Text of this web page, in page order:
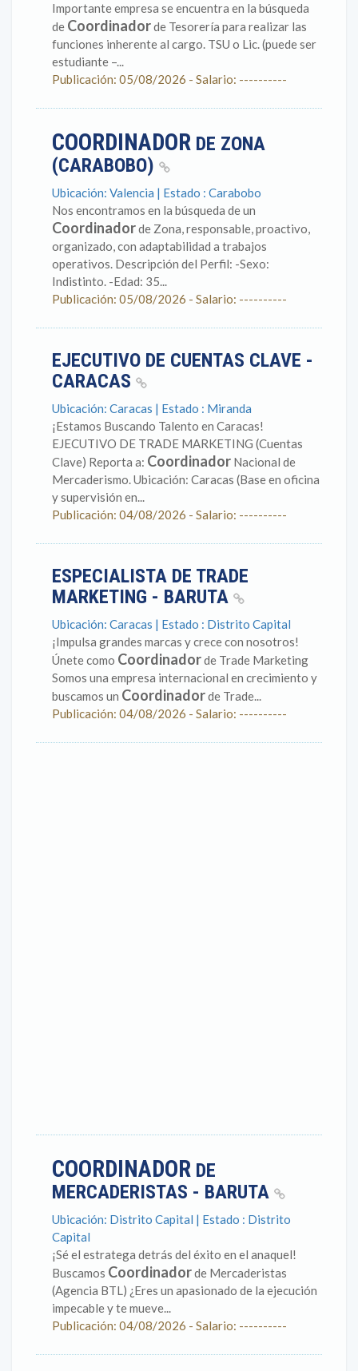
Importante empresa se encuentra en la búsqueda
de Coordinadorde Tesorería para realizar las
funciones inherente al cargo. TSU o Lic. (puede ser
estudiante –...
Publicación: 05/08/2026 - Salario: ----------
COORDINADOR DE ZONA
(CARABOBO)
Ubicación: Valencia | Estado : Carabobo
Nos encontramos en la búsqueda de un
Coordinadorde Zona, responsable, proactivo,
organizado, con adaptabilidad a trabajos
operativos. Descripción del Perfil: -Sexo:
Indistinto. -Edad: 35...
Publicación: 05/08/2026 - Salario: ----------
EJECUTIVO DE CUENTAS CLAVE -
CARACAS
Ubicación: Caracas | Estado : Miranda
¡Estamos Buscando Talento en Caracas!
EJECUTIVO DE TRADE MARKETING (Cuentas
Clave) Reporta a: Coordinador Nacional de
Mercaderismo. Ubicación: Caracas (Base en oficina
y supervisión en...
Publicación: 04/08/2026 - Salario: ----------
ESPECIALISTA DE TRADE
MARKETING - BARUTA
Ubicación: Caracas | Estado : Distrito Capital
¡Impulsa grandes marcas y crece con nosotros!
Únete como Coordinadorde Trade Marketing
Somos una empresa internacional en crecimiento y
buscamos un Coordinadorde Trade...
Publicación: 04/08/2026 - Salario: ----------
COORDINADOR DE
MERCADERISTAS - BARUTA
Ubicación: Distrito Capital | Estado : Distrito
Capital
¡Sé el estratega detrás del éxito en el anaquel!
Buscamos Coordinadorde Mercaderistas
(Agencia BTL) ¿Eres un apasionado de la ejecución
impecable y te mueve...
Publicación: 04/08/2026 - Salario: ----------